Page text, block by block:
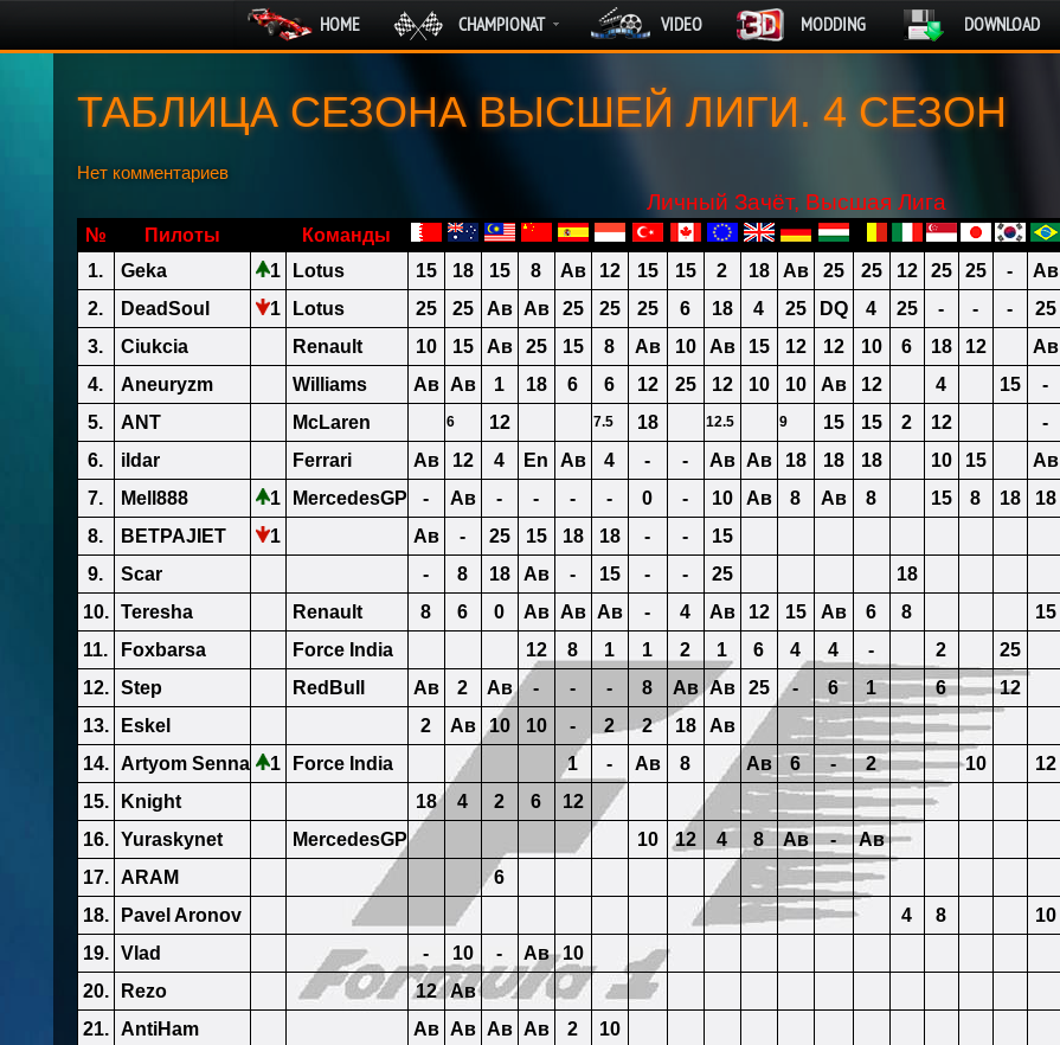
HOME CHAMPIONAT VIDEO MODDING DOWNLOAD
ТАБЛИЦА СЕЗОНА ВЫСШЕЙ ЛИГИ. 4 СЕЗОН
Нет комментариев
Личный Зачёт, Высшая Лига
№ Пилоты Команды
1.
Geka 1 Lotus 15 18 15 8 Ав 12 15 15 2 18 Ав 25 25 12 25 25 - Ав
2.
DeadSoul 1 Lotus 25 25 Ав Ав 25 25 25 6 18 4 25 DQ 4 25 - - - 25
3.
Ciukcia Renault 10 15 Ав 25 15 8 Ав 10 Ав 15 12 12 10 6 18 12 Ав
4.
Aneuryzm Williams Ав Ав 1 18 6 6 12 25 12 10 10 Ав 12 4 15 -
5.
ANT McLaren 6 12 7.5 18 12.5 9 15 15 2 12 -
6.
ildar Ferrari Ав 12 4 En Ав 4 - - Ав Ав 18 18 18 10 15 Ав
7.
Mell888 1 MercedesGP - Ав - - - - 0 - 10 Ав 8 Ав 8 15 8 18 18
8.
BETPAJIET 1 Ав - 25 15 18 18 - - 15
9.
Scar - 8 18 Ав - 15 - - 25 18
10.
Teresha Renault 8 6 0 Ав Ав Ав - 4 Ав 12 15 Ав 6 8 15
11.
Foxbarsa Force India 12 8 1 1 2 1 6 4 4 - 2 25
12.
Step RedBull Ав 2 Ав - - - 8 Ав Ав 25 - 6 1 6 12
13.
Eskel 2 Ав 10 10 - 2 2 18 Ав
14.
Artyom Senna 1 Force India 1 - Ав 8 Ав 6 - 2 10 12
15.
Knight 18 4 2 6 12
16.
Yuraskynet MercedesGP 10 12 4 8 Ав - Ав
17.
ARAM 6
18.
Pavel Aronov 4 8 10
19.
Vlad - 10 - Ав 10
20.
Rezo 12 Ав
21.
AntiHam Ав Ав Ав Ав 2 10